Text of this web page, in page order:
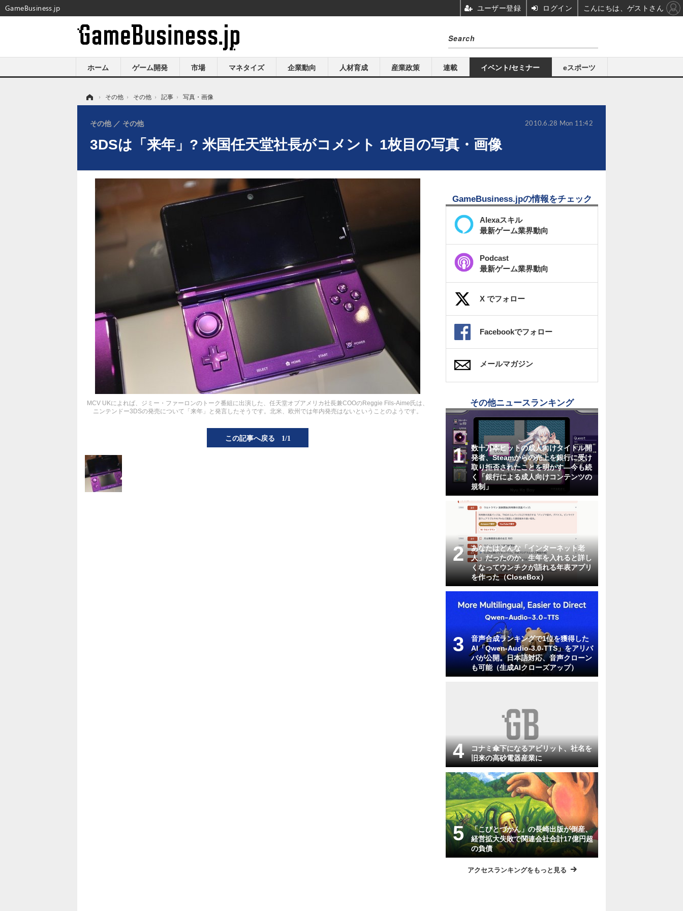
ホーム ゲーム開発 市場 マネタイズ 企業動向 人材育成 産業政策 連載 イベント/セミナー eスポーツ
› その他 › その他 › 記事 › 写真・画像
3DSは「来年」? 米国任天堂社長がコメント 1枚目の写真・画像
その他 その他 2010.6.28 Mon 11:42
MCV UKによれば、ジミー・ファーロンのトーク番組に出演した、任天堂オブアメリカ社長兼COOのReggie Fils-Aime氏は、
ニンテンドー3DSの発売について「来年」と発言したそうです。北米、欧州では年内発売はないということのようです。
この記事へ戻る 1/1
GameBusiness.jpの情報をチェック
Alexaスキル
最新ゲーム業界動向
Podcast
最新ゲーム業界動向
X でフォロー
Facebookでフォロー
メールマガジン
その他ニュースランキング
数十万本ヒットの成人向けタイトル開
発者、Steamからの売上を銀行に受け
取り拒否されたことを明かす―今も続
く「銀行による成人向けコンテンツの
規制」
あなたはどんな「インターネット老
人」だったのか。生年を入れると詳し
くなってウンチクが語れる年表アプリ
を作った（CloseBox）
音声合成ランキングで1位を獲得した
AI「Qwen-Audio-3.0-TTS」をアリバ
バが公開。日本語対応、音声クローン
も可能（生成AIクローズアップ）
コナミ傘下になるアビリット、社名を
旧来の高砂電器産業に
「こびとづかん」の長崎出版が倒産、
経営拡大失敗で関連会社合計17億円超
の負債
アクセスランキングをもっと見る
GameBusiness.jp ユーザー登録 ログイン こんにちは、ゲストさん